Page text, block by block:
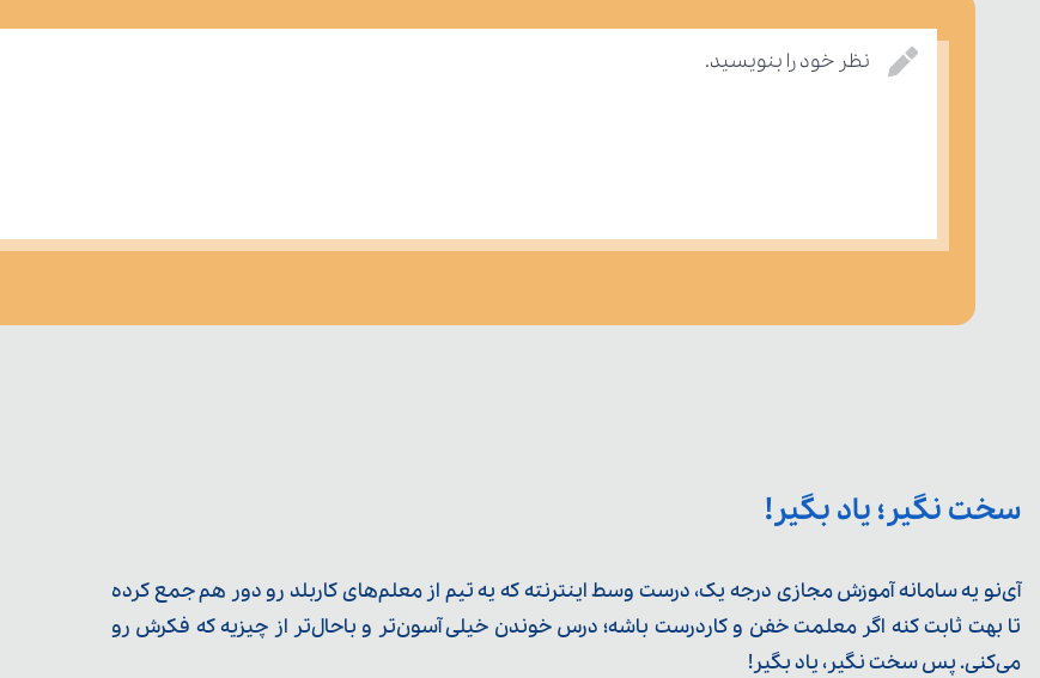
نظر خود را بنویسید.
سخت نگیر؛ یاد بگیر!
آی‌نو یه سامانه آموزش مجازی درجه یک، درست وسط اینترنته که یه تیم از معلم‌‌های کاربلد رو دور هم جمع کرده
تا بهت ثابت کنه اگر معلمت خفن و کاردرست باشه؛ درس خوندن خیلی آسون‌تر و باحال‌تر از چیزیه که فکرش رو
می‌کنی. پس سخت نگیر، یاد بگیر!